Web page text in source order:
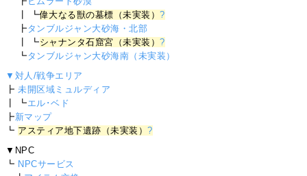
┃ ┗偉大なる獣の墓標（未実装）?
┣ タンブルジャン大砂海・北部
┃ ┗シャナンタ石窟宮（未実装）?
┗ タンブルジャン大砂海南（未実装）
▼対人/戦争エリア
┣未開区域ミュルディア
┃ ┗エル･ベド
┣新マップ
┗ アスティア地下遺跡（未実装）?
▼NPC
┗ NPCサービス